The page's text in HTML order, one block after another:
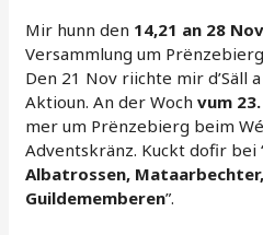
Mir hunn den 14,21 an 28
Versammlung um
Den 21 Nov riichte mir d’Säll
Aktioun. An der Wochvum
mer um Prënzebierg beim
Adventskränz. Kuckt dofir bei
Albatrossen,
Guildememberen”.